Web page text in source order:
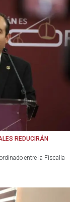
REDUCIRÁN
entre la Fiscalía